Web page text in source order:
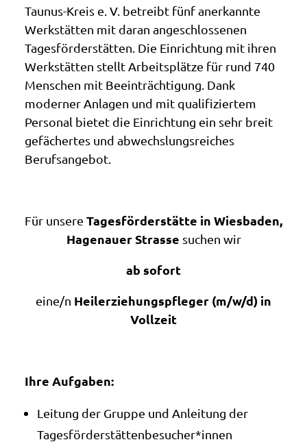
Taunus-Kreis e. V. betreibt fünf anerkannte
Werkstätten mit daran angeschlossenen
Tagesförderstätten. Die Einrichtung mit ihren
Werkstätten stellt Arbeitsplätze für rund 740
Menschen mit Beeinträchtigung. Dank
moderner Anlagen und mit qualifiziertem
Personal bietet die Einrichtung ein sehr breit
gefächertes und abwechslungsreiches
Berufsangebot.
Für unsere Tagesförderstätte in Wiesbaden,
Hagenauer Strasse suchen wir
ab sofort
eine/n Heilerziehungspfleger (m/w/d) in
Vollzeit
Ihre Aufgaben:
Leitung der Gruppe und Anleitung der
Tagesförderstättenbesucher*innen